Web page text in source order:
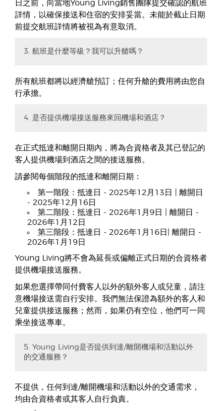
日之前，向當地Young Living銷售團隊提交確認的航班
詳情，以確保接送和住宿的安排妥當。未能於截止日期
前提交航班詳情將被視為有意取消。
3. 航班是什麼等級？我可以升艙嗎？
所有航班都將以經濟艙預訂；任何升艙的費用將由您自
行承擔。
4. 是否提供機場接送服務來回機場和酒店？
在正式抵達和離開日期內，將為合資格者及其已登記的
客人提供機場到酒店之間的接送服務。
請參閱每個階段的抵達和離開日期：
第一階段：抵達日 - 2025年12月13日 | 離開日
- 2025年12月16日
第二階段：抵達日 - 2026年1月9日 | 離開日 -
2026年1月12日
第三階段：抵達日 - 2026年1月16日| 離開日 -
2026年1月19日
Young Living將不會為延長或偏離正式日期的合資格者
提供機場接送服務。
如果您選擇帶同付費客人以外的額外客人或兒童，請注
意機場接送需自行安排。我們無法保證為額外的客人和
兒童提供接送服務；然而，如果仍有空位，他們可一同
乘坐接送專車。
5. Young Living是否提供到達/離開機場和活動以外
的交通服務？
不提供，任何到達/離開機場和活動以外的交通需求，
均由合資格者或其客人自行負責。